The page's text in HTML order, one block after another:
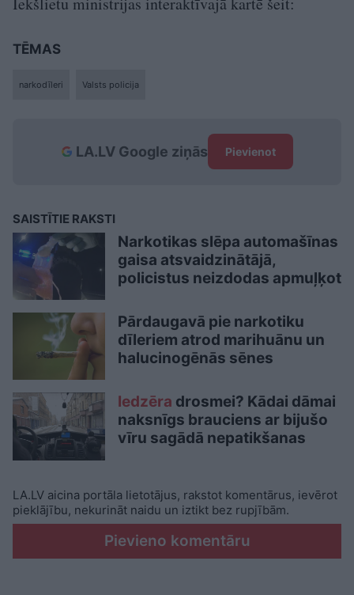
TĒMAS
narkodīleri Valsts policija
LA.LV Google ziņās Pievienot
SAISTĪTIE RAKSTI
Narkotikas slēpa automašīnas
gaisa atsvaidzinātājā,
policistus neizdodas apmuļķot
Pārdaugavā pie narkotiku
dīleriem atrod marihuānu un
halucinogēnās sēnes
Iedzēra drosmei? Kādai dāmai
naksnīgs brauciens ar bijušo
vīru sagādā nepatikšanas
LA.LV aicina portāla lietotājus, rakstot komentārus, ievērot
pieklājību, nekurināt naidu un iztikt bez rupjībām.
Pievieno komentāru